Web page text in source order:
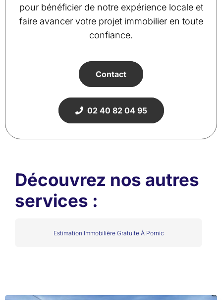
pour bénéficier de notre expérience locale et
faire avancer votre projet immobilier en toute
confiance.
Contact
02 40 82 04 95
Découvrez nos autres
services :
Estimation Immobilière Gratuite À Pornic